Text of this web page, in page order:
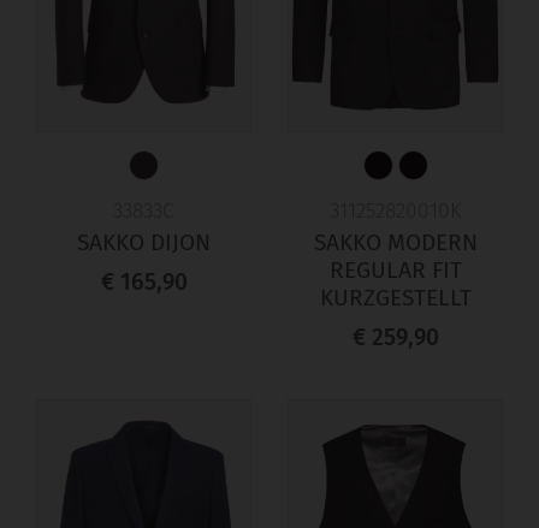
SAKKO DIJON
€ 165,90
SAKKO MODERN
REGULAR FIT
KURZGESTELLT
€ 259,90